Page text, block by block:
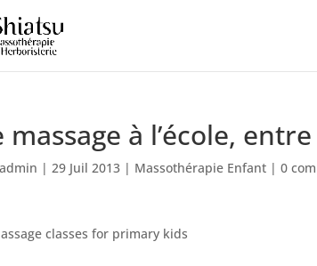
massage à l’école,
admin |29 Juil 2013 | Massothérapie Enfant |0